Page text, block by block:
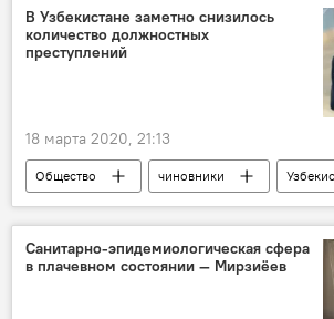
Узбекистан
Коронавирус COVID-19
налоговые льготы
В Узбекистане заметно снизилось
количество должностных
преступлений
18 марта 2020, 21:13
Общество чиновники
преступление
Санитарно-эпидемиологическая сфера
в плачевном состоянии — Мирзиёев